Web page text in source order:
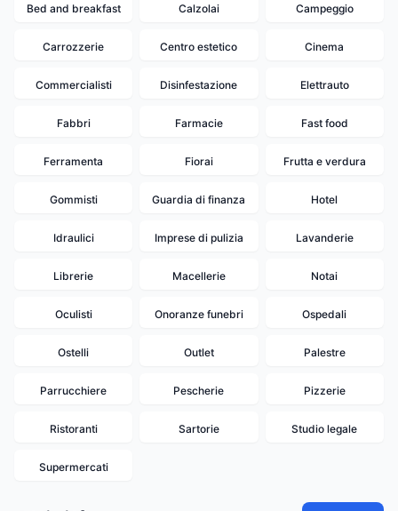
Bed and breakfast Calzolai Campeggio
Carrozzerie Centro estetico Cinema
Commercialisti Disinfestazione Elettrauto
Fabbri Farmacie Fast food
Ferramenta Fiorai Frutta e verdura
Gommisti Guardia di finanza Hotel
Idraulici Imprese di pulizia Lavanderie
Librerie Macellerie Notai
Oculisti Onoranze funebri Ospedali
Ostelli Outlet Palestre
Parrucchiere Pescherie Pizzerie
Ristoranti Sartorie Studio legale
Supermercati